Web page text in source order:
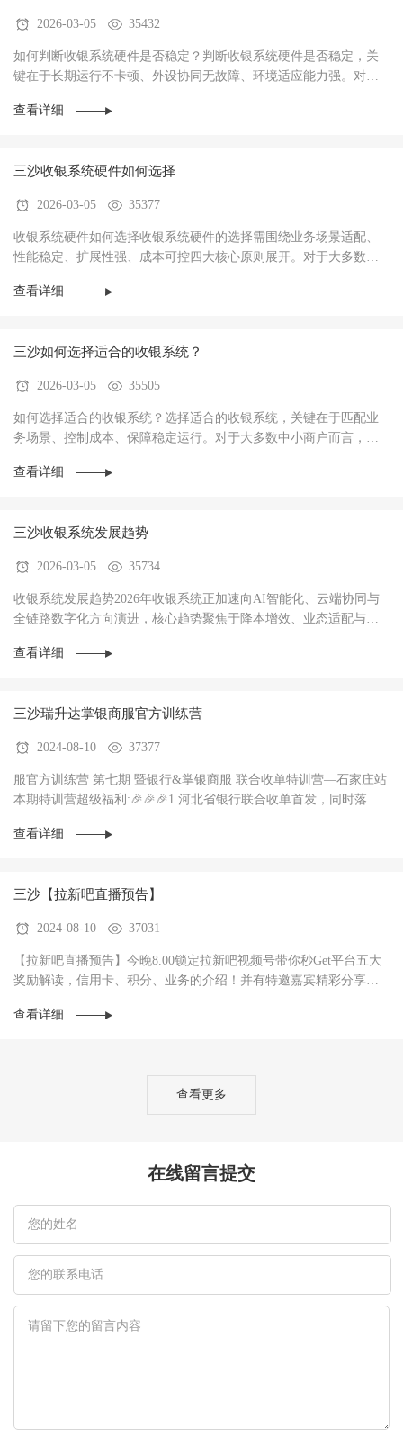
2026-03-05 35432
如何判断收银系统硬件是否稳定？判断收银系统硬件是否稳定，关
键在于‌长期运行不卡顿、外设协同无故障、环境适应能力强‌。对于
查看详细
三沙收银系统硬件如何选择
2026-03-05 35377
收银系统硬件如何选择收银系统硬件的选择需围绕‌业务场景适配、
性能稳定、扩展性强、成本可控‌四大核心原则展开。对于大多数商
查看详细
三沙如何选择适合的收银系统？
2026-03-05 35505
如何选择适合的收银系统？选择适合的收银系统，关键在于‌匹配业
务场景、控制成本、保障稳定运行‌。对于大多数中小商户而言，优
查看详细
三沙收银系统发展趋势
2026-03-05 35734
收银系统发展趋势2026年收银系统正加速向AI智能化、云端协同与
全链路数字化方向演进，核心趋势聚焦于‌降本增效、业态适配与数
查看详细
三沙瑞升达掌银商服官方训练营
2024-08-10 37377
服官方训练营 第七期 暨银行&掌银商服 联合收单特训营—石家庄站
本期特训营超级福利:🎉🎉🎉1.河北省银行联合收单首发，同时落地3
查看详细
三沙【拉新吧直播预告】
2024-08-10 37031
【拉新吧直播预告】今晚8.00锁定拉新吧视频号带你秒Get平台五大
奖励解读，信用卡、积分、业务的介绍！并有特邀嘉宾精彩分享！
查看详细
查看更多
在线留言提交